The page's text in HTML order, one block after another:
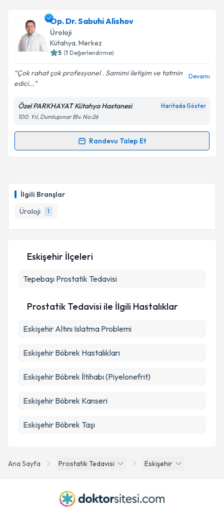
İlgili Branşlar
Üroloji
1
Op. Dr. Sabuhi Alishov
Üroloji
Kütahya, Merkez
5 (1 Değerlendirme)
Çok rahat çok profesyonel . Samimi iletişim ve tatmin
edici...
Devamı
Özel PARKHAYAT Kütahya Hastanesi Haritada Göster
100. Yıl, Dumlupınar Blv. No:26
Randevu Talep Et
Randevu Takvimi Talebi
takvim hazırlandığında e-posta ile bilgilendireceğiz.
E-posta Adresiniz
Metni'ni okudum ve kişisel verilerimin belirtilen
Ana Sayfa Prostatik Tedavisi Eskişehir
Eskişehir İlçeleri
Tepebaşı Prostatik Tedavisi
Prostatik Tedavisi ile İlgili Hastalıklar
Eskişehir Altını Islatma Problemi
Eskişehir Böbrek Hastalıkları
Eskişehir Böbrek İltihabı (Piyelonefrit)
Eskişehir Böbrek Kanseri
Eskişehir Böbrek Taşı